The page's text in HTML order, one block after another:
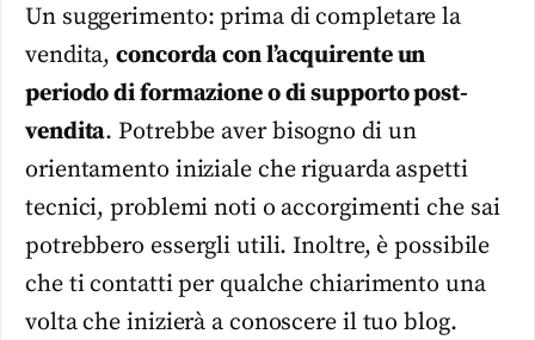
Un suggerimento: prima di completare la
vendita,concorda con l’acquirente un
periodo di formazione o di supporto post-
vendita. Potrebbe aver bisogno di un
orientamento iniziale che riguarda aspetti
tecnici, problemi noti o accorgimenti che sai
potrebbero essergli utili. Inoltre, è possibile
che ti contatti per qualche chiarimento una
volta che inizierà a conoscere il tuo blog.